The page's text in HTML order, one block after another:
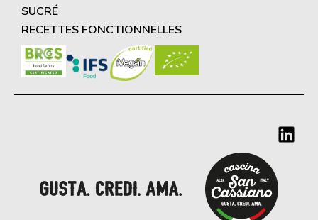
SUCRÉ
RECETTES FONCTIONNELLES